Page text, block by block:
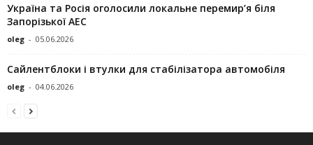
Україна та Росія оголосили локальне перемир’я біля
Запорізької АЕС
oleg - 05.06.2026
Сайлентблоки і втулки для стабілізатора автомобіля
oleg - 04.06.2026